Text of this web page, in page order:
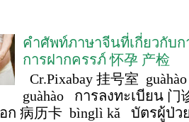
คำศัพท์ภาษาจีนที่เกี่ยวกับ
การฝากครรภ์ 怀孕 产检
Cr.Pixabay 挂号室
guàhào การลงทะเบียน 门
ก 病历卡 bìnglì kǎ บัตรผู้ป่ว